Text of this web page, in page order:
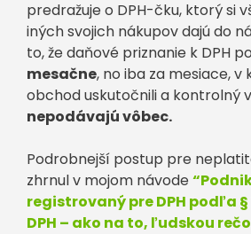
predražuje o DPH-čku, ktorý si
iných svojich nákupov dajú do
to, že daňové priznanie k DPH
mesačne, no iba za mesiace,
obchod uskutočnili a kontrolný
nepodávajú vôbec.
Podrobnejší postup pre
zhrnul v mojom návode
registrovaný pre DPH podľa
DPH – ako na to, ľudskou